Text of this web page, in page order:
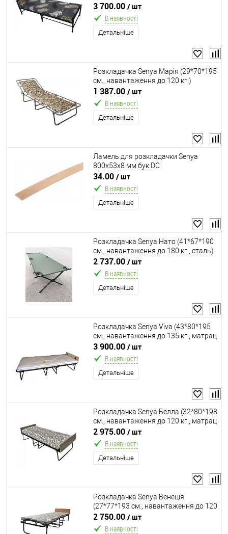
навантаження до 130 кг., матрац 7
см. поролон, ламелі 16 шт.,
ортопедична)
3 700.00 / шт
В наявності
Детальніше
Розкладачка Senya Марія (29*70*195
см., навантаження до 120 кг.)
1 387.00 / шт
В наявності
Детальніше
Ламель для розкладачки Senya
800x53x8 мм бук DC
34.00 / шт
В наявності
Детальніше
Розкладачка Senya Нато (41*67*190
см., навантаження до 180 кг., сталь)
2 737.00 / шт
В наявності
Детальніше
Розкладачка Senya Viva (43*80*195
см., навантаження до 135 кг., матрац
7 см. поролон, ламелі 16 шт., чохол
для зберігання, напівавтомат,
ортопедична)
3 900.00 / шт
В наявності
Детальніше
Розкладачка Senya Белла (32*80*198
см., навантаження до 120 кг., матрац
5 см. поролон, ламелі 16 шт.,
ортопедична)
2 975.00 / шт
В наявності
Детальніше
Розкладачка Senya Венеція
(27*77*193 см., навантаження до 120
кг., матрац 6 см. поролон, ламелі 16
шт., ортопедична)
2 750.00 / шт
В наявності